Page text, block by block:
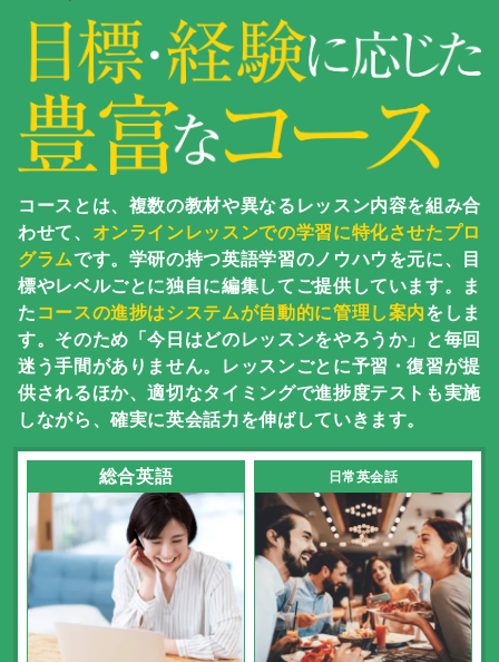
コースとは、複数の教材や異なるレッスン内容を組み合
わせて、 オンラインレッスンでの学習に特化させたプロ
グラムです。学研の持つ英語学習のノウハウを元に、目
標やレベルごとに独自に編集してご提供しています。ま
た コースの進捗はシステムが自動的に管理し案内をしま
す。そのため「今日はどのレッスンをやろうか」と毎回
迷う手間がありません。レッスンごとに予習・復習が提
供されるほか、適切なタイミングで進捗度テストも実施
しながら、確実に英会話力を伸ばしていきます。
総合英語 日常英会話